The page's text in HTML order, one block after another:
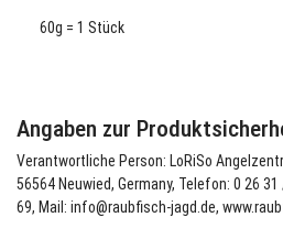
60g = 1 Stück
Angaben zur
Verantwortliche Person: LoRiSo
56564 Neuwied, Germany, Telefon: 0 26
69, Mail: info@raubfisch-jagd.de,